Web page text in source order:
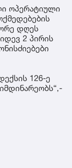
ოპერატიული
დღეს
2 პირის
126-ე